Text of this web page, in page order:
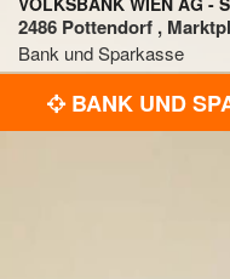
2486 Pottendorf ,
Bank und Sparkasse
BANK UND